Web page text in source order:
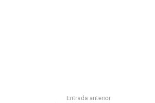
Entrada anterior